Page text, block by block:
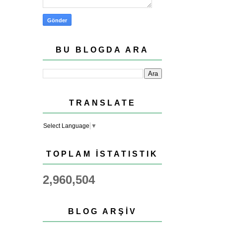
BU BLOGDA ARA
TRANSLATE
Select Language ▼
TOPLAM İSTATISTIK
2,960,504
BLOG ARŞIV